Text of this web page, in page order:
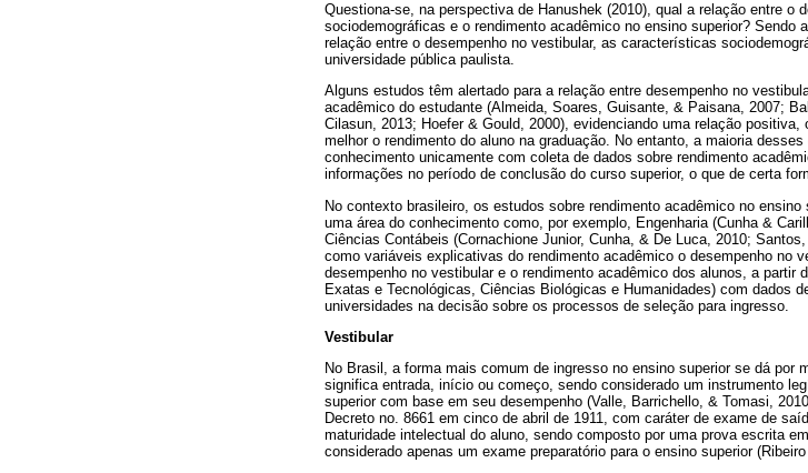
Questiona-se, na perspectiva de Hanushek (2010), qual a relação entre o
sociodemográficas e o rendimento acadêmico no ensino superior?
relação entre o desempenho no vestibular, as características
universidade pública paulista.
Alguns estudos têm alertado para a relação entre desempenho no
acadêmico do estudante (Almeida, Soares, Guisante, & Paisana, 2007;
Cilasun, 2013; Hoefer & Gould, 2000), evidenciando uma relação
melhor o rendimento do aluno na graduação. No entanto, a maioria
conhecimento unicamente com coleta de dados sobre rendimento
informações no período de conclusão do curso superior, o que de certa
No contexto brasileiro, os estudos sobre rendimento acadêmico no
uma área do conhecimento como, por exemplo, Engenharia (Cunha &
Ciências Contábeis (Cornachione Junior, Cunha, & De Luca, 2010;
como variáveis explicativas do rendimento acadêmico o desempenho no
desempenho no vestibular e o rendimento acadêmico dos alunos, a partir
Exatas e Tecnológicas, Ciências Biológicas e Humanidades) com dados
universidades na decisão sobre os processos de seleção para ingresso.
Vestibular
No Brasil, a forma mais comum de ingresso no ensino superior se dá por
significa entrada, início ou começo, sendo considerado um instrumento
superior com base em seu desempenho (Valle, Barrichello, & Tomasi,
Decreto no. 8661 em cinco de abril de 1911, com caráter de exame de
maturidade intelectual do aluno, sendo composto por uma prova escrita
considerado apenas um exame preparatório para o ensino superior